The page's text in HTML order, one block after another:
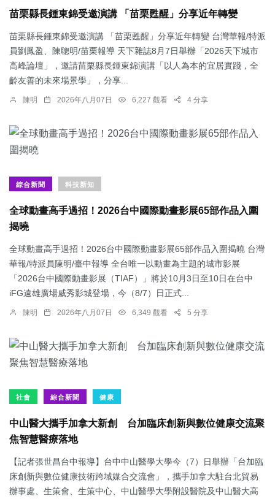
苗栗縣長鍾東錦受邀演講 「苗栗甦醒」分享近年轉變
苗栗縣長鍾東錦受邀演講 「苗栗甦醒」分享近年轉變 台灣華報/特派
員劉鳳盈、陳聰明/苗栗報導 天下雜誌8月7日舉辦「2026天下城市
高峰論壇」，邀請苗栗縣長鍾東錦演講「以人為本的宜居實踐，全
齡友善的未來場景學」，分享...
陳明 2026年八月07日 6,227 觀看 4 分享
綜合新聞 科技新知
全球動畫高手過招！2026台中國際動畫影展65部作品入圍
揭曉
全球動畫高手過招！2026台中國際動畫影展65部作品入圍揭曉 台灣
華報/特派員陳明/臺中報導 全台唯一以動畫為主題的城市影展
「2026台中國際動畫影展（TIAF）」將於10月3日至10日在台中
iFG遠雄廣場威秀影城登場，今（8/7）日正式...
陳明 2026年八月07日 6,349 觀看 5 分享
社會 綜合新聞 健康
中山醫大攜手加拿大新創 台加臨床創新與數位健康交流聚
焦智慧醫療落地
【記者張世昌台中報導】台中中山醫學大學今（7）日舉辦「台加臨
床創新與數位健康技術跨域媒合交流會」，攜手加拿大駐台北貿易
辦事處、生策會、生策中心、中山醫學大學附設醫院及中山醫大高